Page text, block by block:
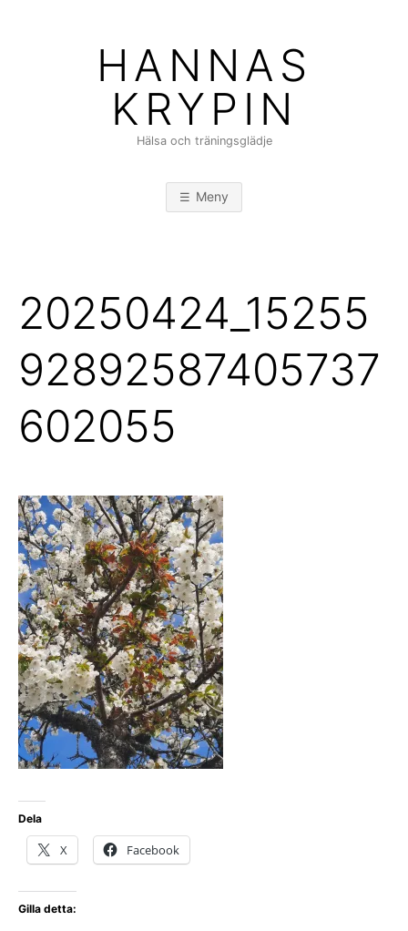
HANNAS
KRYPIN
Hälsa och träningsglädje
Meny
20250424_15255
92892587405737
602055
Dela
X Facebook
Gilla detta: